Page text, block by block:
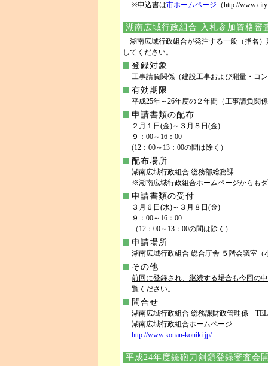
※申込書は市ホームページ （http://
湖南広域行政組合 入札参加資格審
湖南広域行政組合が発注する一般（指名
してください。
登録対象
工事請負関係（建設工事および測量・コ
有効期限
平成25年～26年度の２年間（工事請負関
申請書類の配布
２月１日(金)～３月８日(金)
９：00～16：00
(12：00～13：00の間は除く）
配布場所
湖南広域行政組合 総務部総務課
※湖南広域行政組合ホームページからも
申請書類の受付
３月６日(水)～３月８日(金)
９：00～16：00
（12：00～13：00の間は除く）
申請場所
湖南広域行政組合 総合庁舎 ５階会議室（
その他
前回に登録され、継続する場合も今回の
覧ください。
問合せ
湖南広域行政組合 総務課財政管理係
湖南広域行政組合ホームページ
http://www.konan-kouiki.jp/
平成24年度銃砲刀剣類登録審査会